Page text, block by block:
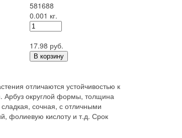
581688
0.001 кг.
17.98 руб.
В корзину
отличаются устойчивостью к
Арбуз округлой формы, толщина
сочная, с отличными
фолиевую кислоту и т.д. Срок